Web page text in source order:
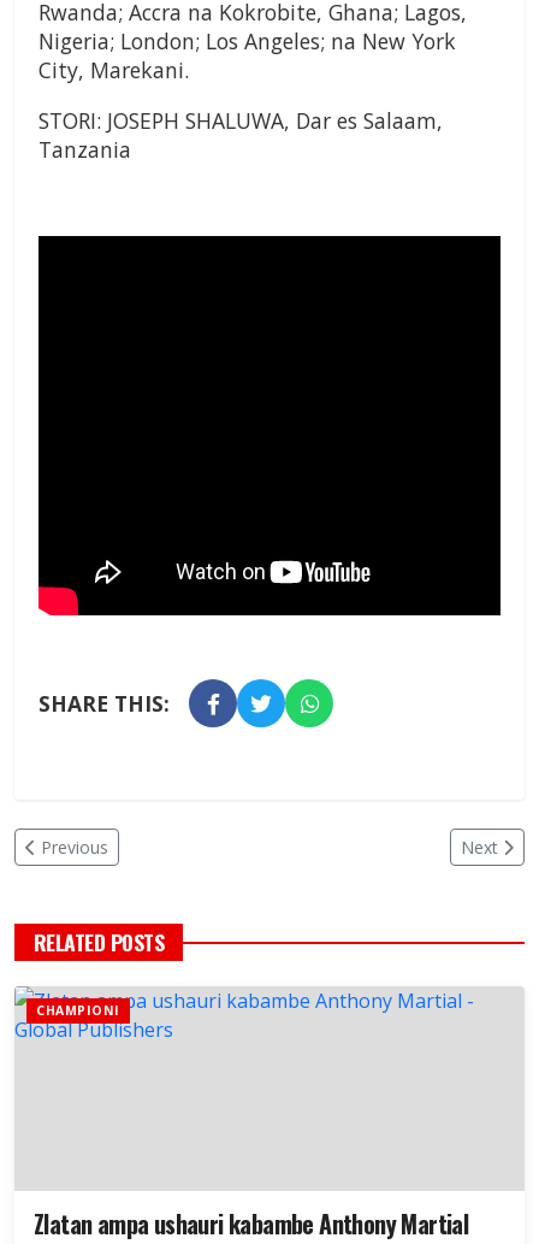
Rwanda; Accra na Kokrobite, Ghana; Lagos,
Nigeria; London; Los Angeles; na New York
City, Marekani.
STORI: JOSEPH SHALUWA, Dar es Salaam,
Tanzania
SHARE THIS:
Previous Next
RELATED POSTS
CHAMPIONI
Zlatan ampa ushauri kabambe Anthony Martial